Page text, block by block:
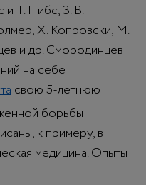
и Т. Пибс, З. В.
Х. Копровски, М.
и др. Смородинцев
на себе
свою 5-летнюю
борьбы
к примеру, в
медицина. Опыты